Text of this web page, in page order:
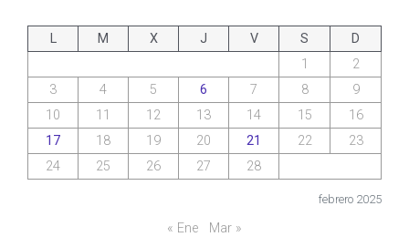
febrero 2025
L M X J V S
D
1
2
3
4 5 6 7 8
9
10
11 12 13 14 15
16
17
18 19 20 21 22
23
24
25 26 27 28
« Ene Mar »